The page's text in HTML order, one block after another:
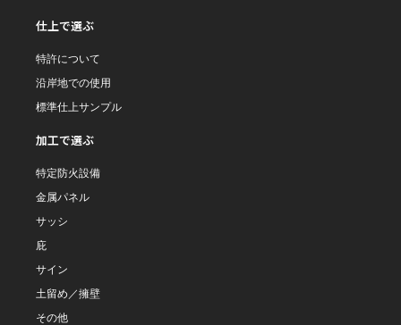
仕上で選ぶ
特許について
沿岸地での使用
標準仕上サンプル
加工で選ぶ
特定防火設備
金属パネル
サッシ
庇
サイン
土留め／擁壁
その他